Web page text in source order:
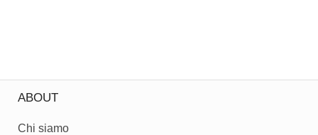
ABOUT
Chi siamo